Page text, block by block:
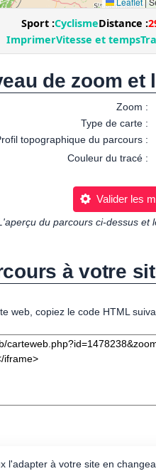
de zoom et
Zoom :
Type de carte :
topographique du parcours :
Couleur du tracé :
du parcours ci-dessus et
à votre
web, copiez le code HTML
l'adapter à votre site en